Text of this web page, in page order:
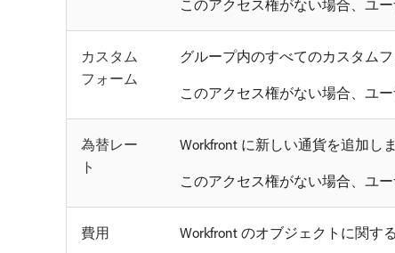
このアクセス権がない場合、ユ
カスタム
フォーム
グループ内のすべてのカスタム
このアクセス権がない場合、ユ
為替レー
ト
Workfront に新しい通貨を追加しま
このアクセス権がない場合、ユ
費用 Workfront のオブジェクトに関す